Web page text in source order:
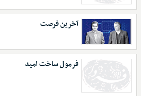
آخرین فرصت
فرمول ساخت امید